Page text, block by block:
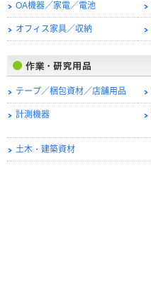
OA機器／家電／電池
オフィス家具／収納
テープ／梱包資材／店舗用品
計測機器
土木・建築資材